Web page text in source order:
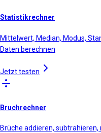
Statistikrechner
Mittelwert, Median, Modus,
Daten berechnen
Jetzt testen
Bruchrechner
Brüche addieren,